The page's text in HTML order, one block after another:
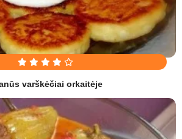
varškėčiai orkaitėje